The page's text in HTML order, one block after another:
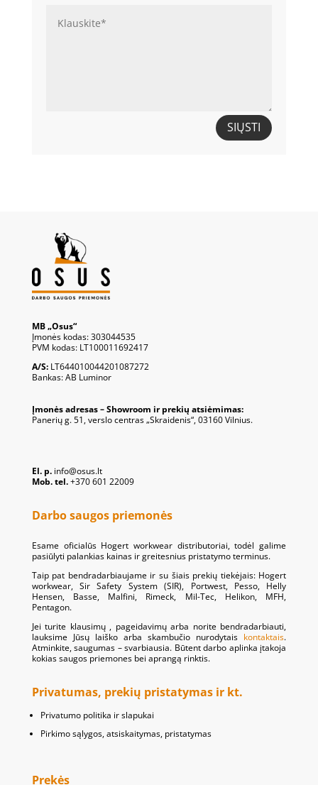
SIŲSTI
MB „Osus“
Įmonės kodas: 303044535
PVM kodas: LT100011692417
A/S:LT644010044201087272
Bankas: AB Luminor
Įmonės adresas – Showroom ir prekių atsiėmimas:
Panerių g. 51, verslo centras „Skraidenis“, 03160 Vilnius.
El. p.info@osus.lt
Mob. tel.+370 601 22009
Darbo saugos priemonės
Esame oficialūs Hogert workwear distributoriai, todėl galime
pasiūlyti palankias kainas ir greitesnius pristatymo terminus.
Taip pat bendradarbiaujame ir su šiais prekių tiekėjais: Hogert
workwear, Sir Safety System (SIR), Portwest, Pesso, Helly
Hensen, Basse, Malfini, Rimeck, Mil-Tec, Helikon, MFH,
Pentagon.
Jei turite klausimų , pageidavimų arba norite bendradarbiauti,
lauksime Jūsų laiško arba skambučio nurodytais kontaktais.
Atminkite, saugumas – svarbiausia. Būtent darbo aplinka įtakoja
kokias saugos priemones bei aprangą rinktis.
Privatumas, prekių pristatymas ir kt.
Privatumo politika ir slapukai
Pirkimo sąlygos, atsiskaitymas, pristatymas
Prekės